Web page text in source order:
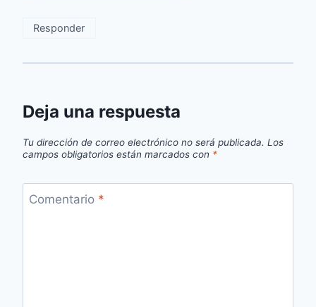
Responder
Deja una respuesta
Tu dirección de correo electrónico no será publicada. Los
campos obligatorios están marcados con *
Comentario *